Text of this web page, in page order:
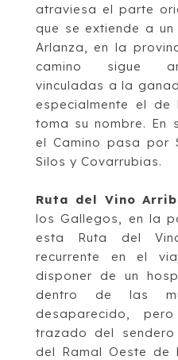
atraviesa el parte
que se extiende a
Arlanza, enla
camino sigue
vinculadas a la
especialmente el
toma su nombre. En
el Camino pasa por
Silos y Covarrubias.
Ruta del Vino
los Gallegos, en la
esta Ruta del
recurrente en el
disponer de un
dentro de las
desaparecido,
trazado del
del Ramal Oeste